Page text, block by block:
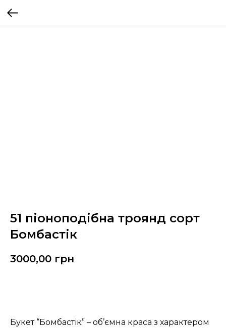
51 піоноподібна троянд сорт
Бомбастік
3000,00 грн
Букет “Бомбастік” – об’ємна краса з характером